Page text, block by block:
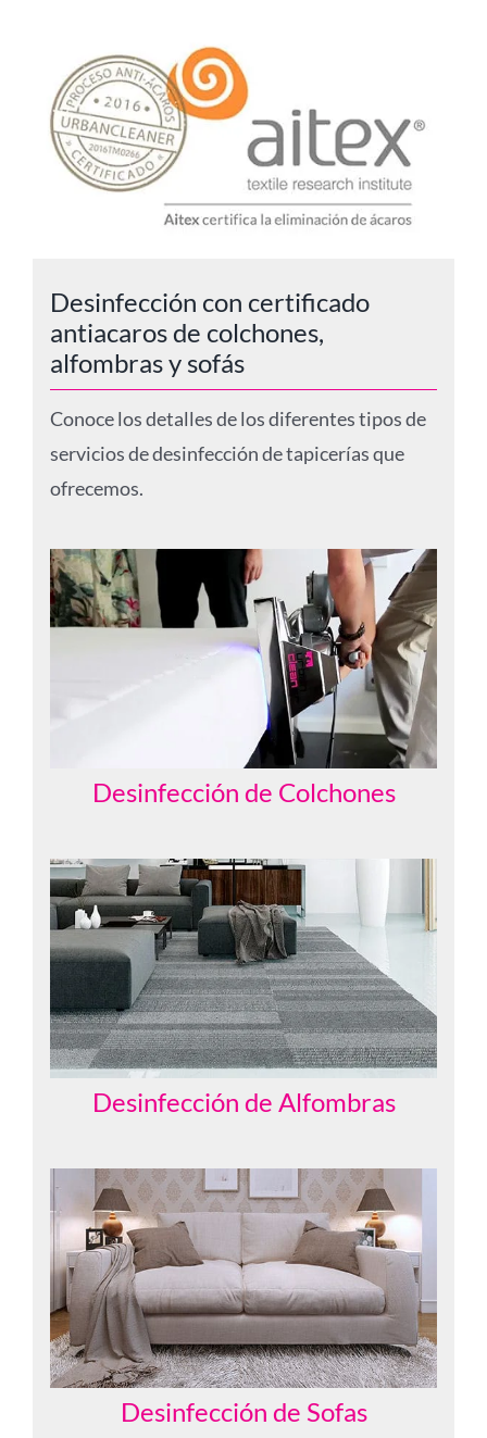
Desinfección con certificado
antiacaros de colchones,
alfombras y sofás
Conoce los detalles de los diferentes tipos de
servicios de desinfección de tapicerías que
ofrecemos.
Desinfección de Colchones
Desinfección de Alfombras
Desinfección de Sofas